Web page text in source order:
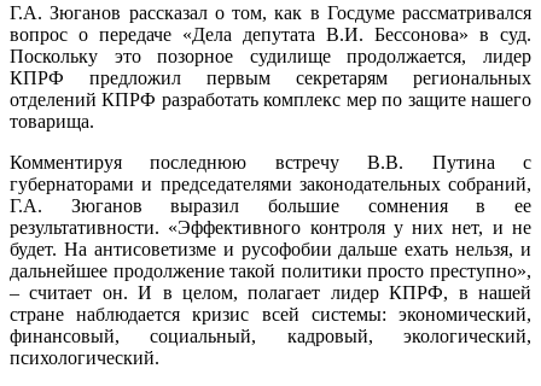
Г.А. Зюганов рассказал о том, как в Госдуме рассматривался
вопрос о передаче «Дела депутата В.И. Бессонова» в суд.
Поскольку это позорное судилище продолжается, лидер
КПРФ предложил первым секретарям региональных
отделений КПРФ разработать комплекс мер по защите нашего
товарища.
Комментируя последнюю встречу В.В. Путина с
губернаторами и председателями законодательных собраний,
Г.А. Зюганов выразил большие сомнения в ее
результативности. «Эффективного контроля у них нет, и не
будет. На антисоветизме и русофобии дальше ехать нельзя, и
дальнейшее продолжение такой политики просто преступно»,
– считает он. И в целом, полагает лидер КПРФ, в нашей
стране наблюдается кризис всей системы: экономический,
финансовый, социальный, кадровый, экологический,
психологический.